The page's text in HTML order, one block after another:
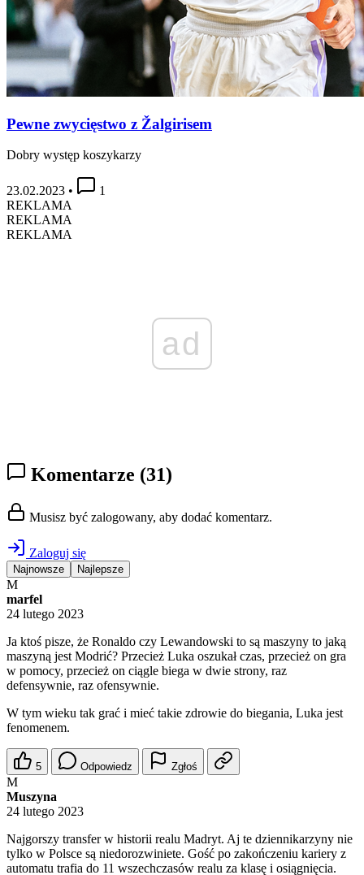
Pewne zwycięstwo z Žalgirisem
Dobry występ koszykarzy
23.02.2023 •
1
REKLAMA
REKLAMA
REKLAMA
ad
Komentarze (31)
Musisz być zalogowany, aby dodać komentarz.
Zaloguj się
Najnowsze Najlepsze
M
marfel
24 lutego 2023
Ja ktoś pisze, że Ronaldo czy Lewandowski to są maszyny to jaką
maszyną jest Modrić? Przecież Luka oszukał czas, przecież on gra
w pomocy, przecież on ciągle biega w dwie strony, raz
defensywnie, raz ofensywnie.
W tym wieku tak grać i mieć takie zdrowie do biegania, Luka jest
fenomenem.
5 Odpowiedz Zgłoś
M
Muszyna
24 lutego 2023
Najgorszy transfer w historii realu Madryt. Aj te dziennikarzyny nie
tylko w Polsce są niedorozwiniete. Gość po zakończeniu kariery z
automatu trafia do 11 wszechczasów realu za klasę i osiągnięcia.